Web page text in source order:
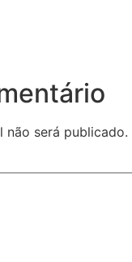
não será publicado.